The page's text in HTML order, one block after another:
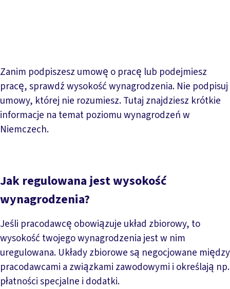
Zanim podpiszesz umowę o pracę lub podejmiesz
pracę, sprawdź wysokość wynagrodzenia. Nie podpisuj
umowy, której nie rozumiesz. Tutaj znajdziesz krótkie
informacje na temat poziomu wynagrodzeń w
Niemczech.
Jak regulowana jest wysokość
wynagrodzenia?
Jeśli pracodawcę obowiązuje układ zbiorowy, to
wysokość twojego wynagrodzenia jest w nim
uregulowana. Układy zbiorowe są negocjowane między
pracodawcami a związkami zawodowymi i określają np.
płatności specjalne i dodatki.